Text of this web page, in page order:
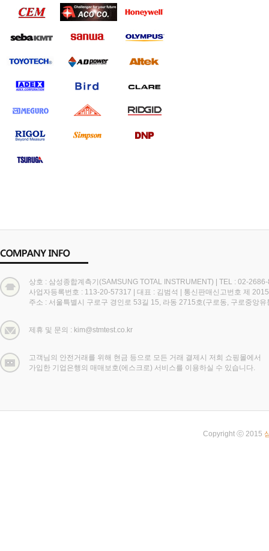
상호 : 삼성종합계측기(SAMSUNG TOTAL INSTRUMENT) | TEL : 02-
사업자등록번호 : 113-20-57317 | 대표 : 김범석 | 통신판매신고번호 제
주소 : 서울특별시 구로구 경인로 53길 15, 라동 2715호(구로동, 구로중앙유
제휴 및 문의 : kim@stmtest.co.kr
고객님의 안전거래를 위해 현금 등으로 모든 거래 결제시 저희 쇼핑몰에서
가입한 기업은행의 매매보호(에스크로) 서비스를 이용하실 수 있습니다.
Copyright ⓒ 2015